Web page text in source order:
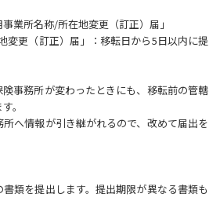
業所名称/所在地変更（訂正）届」
変更（訂正）届」：移転日から5日以内に提
事務所が変わったときにも、移転前の管轄
。
へ情報が引き継がれるので、改めて届出を
類を提出します。提出期限が異なる書類も